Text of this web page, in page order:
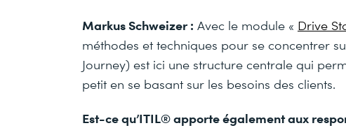
Markus Schweizer : Avec le module « Drive
méthodes et techniques pour se concentrer
Journey) est ici une structure centrale qui
petit en se basant sur les besoins des clients.
Est-ce qu’ITIL® apporte également aux